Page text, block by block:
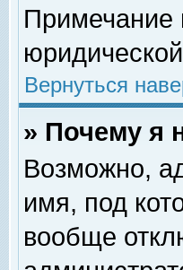
Примечание
Вернуться
» Почему я
Возможно,
имя, под
вообще